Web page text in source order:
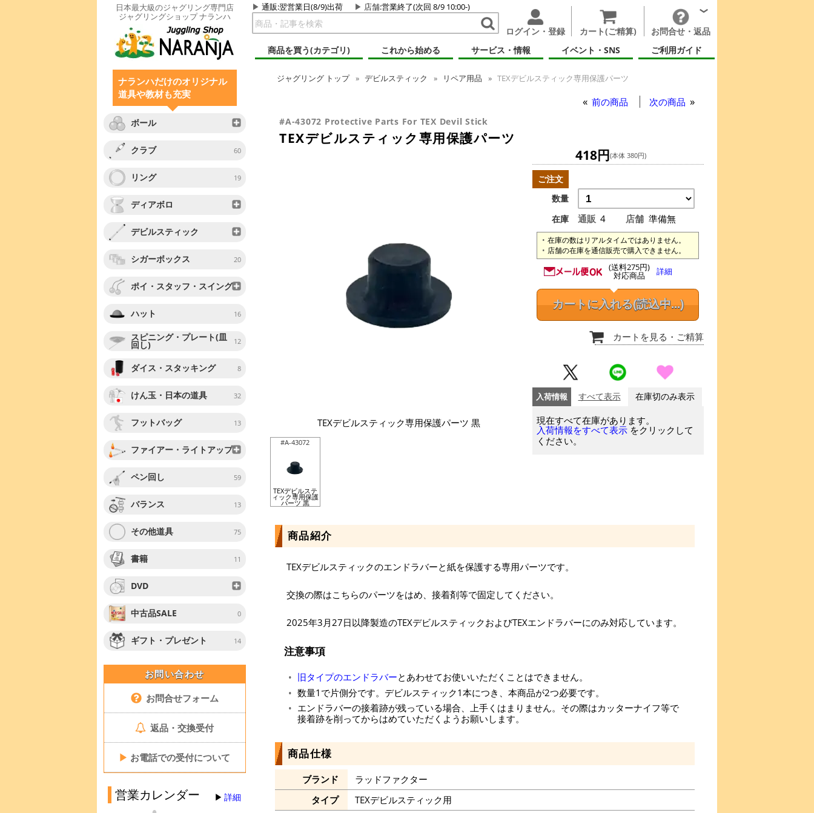
日本最大級のジャグリング専門店
ジャグリングショップ ナランハ
通販:翌営業日(8/9)出荷 店舗:営業終了(次回 8/9 10:00-)
ログイン・登録 カート(ご精算)
お問合せ・返品
商品を買う(カテゴリ)
これから始める サービス・情報 イベント・SNS ご利用ガイド
ナランハだけのオリジナル
道具や教材も充実
ボール
クラブ 60
リング 19
ディアボロ
デビルスティック
シガーボックス 20
ポイ・スタッフ・スイング
ハット 16
スピニング・プレート(皿
回し) 12
ダイス・スタッキング 8
けん玉・日本の道具 32
フットバッグ 13
ファイアー・ライトアップ
ペン回し 59
バランス 13
その他道具 75
書籍 11
DVD
中古品SALE 0
ギフト・プレゼント 14
お問い合わせ
お問合せフォーム
返品・交換受付
▶ お電話での受付について
営業カレンダー 詳細
ジャグリング トップ デビルスティック リペア用品 TEXデビルスティック専用保護パーツ
前の商品 次の商品
#A-43072 Protective Parts For TEX Devil Stick
TEXデビルスティック専用保護パーツ
TEXデビルスティック専用保護パーツ 黒
#A-43072
TEXデビルステ
ィック専用保護
パーツ 黒
418円(本体 380円)
ご注文
数量
在庫
通販 4 店舗 準備無
在庫の数はリアルタイムではありません。
店舗の在庫を通信販売で購入できません。
(送料275円)
対応商品 詳細
カートに入れる(読込中...)
カートを見る ・ご精算
入荷情報 すべて表示 在庫切のみ表示
現在すべて在庫があります。
入荷情報をすべて表示 をクリックして
ください。
商品紹介
TEXデビルスティックのエンドラバーと紙を保護する専用パーツです。
交換の際はこちらのパーツをはめ、接着剤等で固定してください。
2025年3月27日以降製造のTEXデビルスティックおよびTEXエンドラバーにのみ対応しています。
注意事項
旧タイプのエンドラバーとあわせてお使いいただくことはできません。
数量1で片側分です。デビルスティック1本につき、本商品が2つ必要です。
エンドラバーの接着跡が残っている場合、上手くはまりません。その際はカッターナイフ等で
接着跡を削ってからはめていただくようお願いします。
商品仕様
ブランド
ラッドファクター
タイプ
TEXデビルスティック用